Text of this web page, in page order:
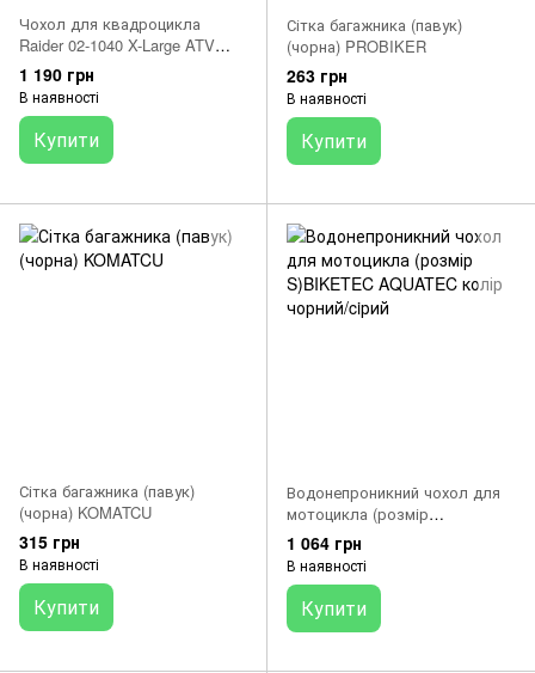
Чохол для квадроцикла
Raider 02-1040 X-Large ATV
Cover
1 190 грн
В наявності
Купити
Сітка багажника (павук)
(чорна) PROBIKER
263 грн
В наявності
Купити
Сітка багажника (павук)
(чорна) KOMATCU
315 грн
В наявності
Купити
Водонепроникний чохол для
мотоцикла (розмір
S)BIKETEC AQUATEC колір
чорний/ciрий
1 064 грн
В наявності
Купити